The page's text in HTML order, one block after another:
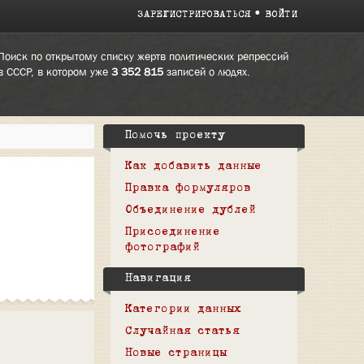
ЗАРЕГИСТРИРОВАТЬСЯ ВОЙТИ
по открытому списку жертв политических репрессий
СССР, в котором уже 3 352 815записей о людях.
Помочь проекту
Как добавить данные
Правка формуляров
Объединение дублей
Присоединение
фотографий
Навигация
Категории данных
Случайная статья
Новые страницы